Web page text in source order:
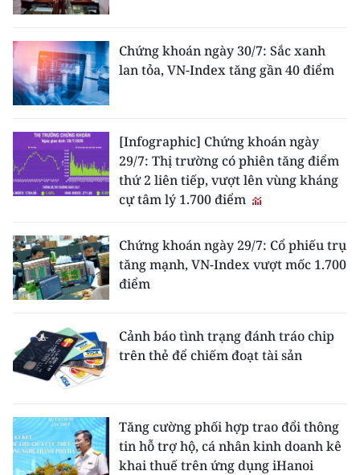
Chứng khoán ngày 30/7: Sắc xanh
lan tỏa, VN-Index tăng gần 40 điểm
[Infographic] Chứng khoán ngày
29/7: Thị trường có phiên tăng điểm
thứ 2 liên tiếp, vượt lên vùng kháng
cự tâm lý 1.700 điểm
Chứng khoán ngày 29/7: Cổ phiếu trụ
tăng mạnh, VN-Index vượt mốc 1.700
điểm
Cảnh báo tình trạng đánh tráo chip
trên thẻ để chiếm đoạt tài sản
Tăng cường phối hợp trao đổi thông
tin hỗ trợ hộ, cá nhân kinh doanh kê
khai thuế trên ứng dụng iHanoi